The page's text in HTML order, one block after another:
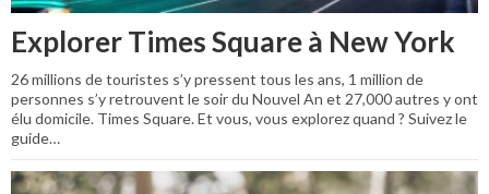
Explorer Times Square à New York
26 millions de touristes s’y pressent tous les ans, 1 million de
personnes s’y retrouvent le soir du Nouvel An et 27,000 autres y ont
élu domicile. Times Square. Et vous, vous explorez quand ? Suivez le
guide…